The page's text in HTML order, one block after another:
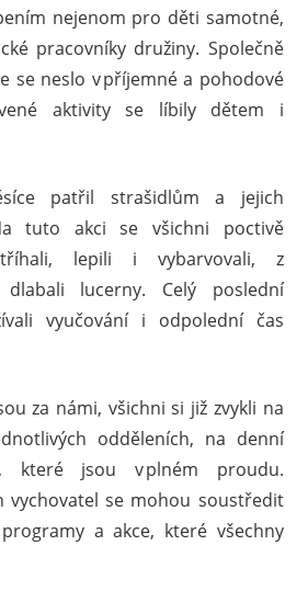
nejenom pro děti samotné,
pracovníky družiny. Společně
se neslo v příjemné a pohodové
aktivity se líbily dětem i
patřil strašidlům a jejich
tuto akci se všichni poctivě
lepili i vybarvovali, z
dlabali lucerny. Celý poslední
vyučování i odpolední čas
za námi, všichni si již zvykli na
odděleních, na denní
které jsou v plném proudu.
vychovatel se mohou soustředit
a akce, které všechny